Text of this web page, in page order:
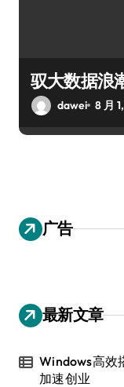
驭大数据浪
dawei 8 月
广告
最新文章
Windows高效
加速创业